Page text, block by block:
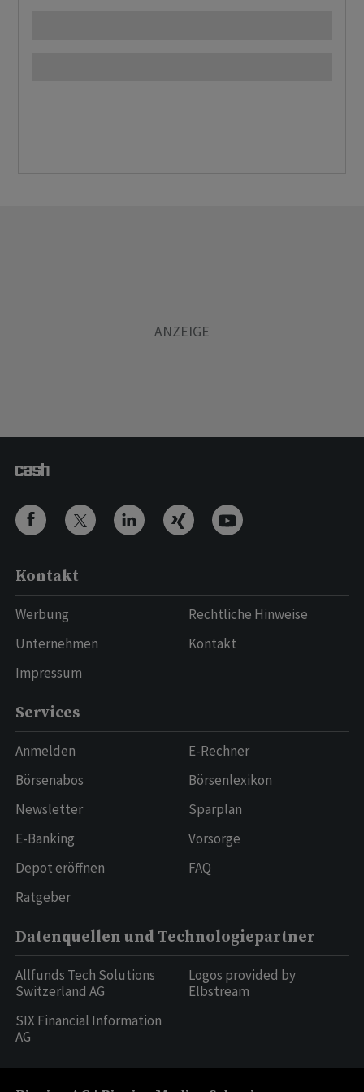
Kontakt
Werbung
Unternehmen
Impressum
Rechtliche Hinweise
Kontakt
Services
Anmelden
Börsenabos
Newsletter
E-Banking
Depot eröffnen
Ratgeber
E-Rechner
Börsenlexikon
Sparplan
Vorsorge
FAQ
Datenquellen und Technologiepartner
Allfunds Tech Solutions
Switzerland AG
SIX Financial Information
AG
Logos provided by
Elbstream